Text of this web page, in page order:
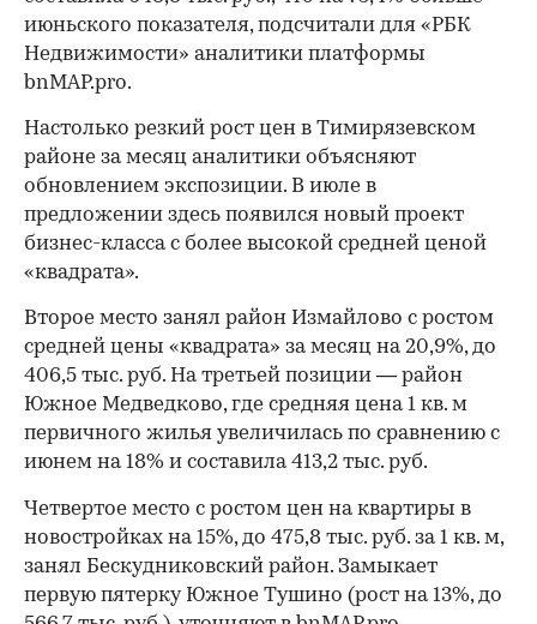
июньского показателя, подсчитали для «РБК
Недвижимости» аналитики платформы
bnMAP.pro.
Настолько резкий рост цен в Тимирязевском
районе за месяц аналитики объясняют
обновлением экспозиции. В июле в
предложении здесь появился новый проект
бизнес-класса с более высокой средней ценой
«квадрата».
Второе место занял район Измайлово с ростом
средней цены «квадрата» за месяц на 20,9%, до
406,5 тыс. руб. На третьей позиции — район
Южное Медведково, где средняя цена 1 кв. м
первичного жилья увеличилась по сравнению с
июнем на 18% и составила 413,2 тыс. руб.
Четвертое место с ростом цен на квартиры в
новостройках на 15%, до 475,8 тыс. руб. за 1 кв. м,
занял Бескудниковский район. Замыкает
первую пятерку Южное Тушино (рост на 13%, до